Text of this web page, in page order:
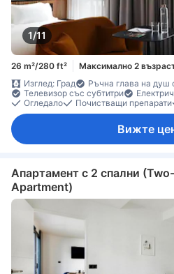
1/11
26 m²/280 ft² Максимално 2
Изглед: Град
Ръчна глава на душ
Телевизор със субтитри
Огледало
Почистващи препарати
Вижте
Апартамент с 2 спални
Apartment)